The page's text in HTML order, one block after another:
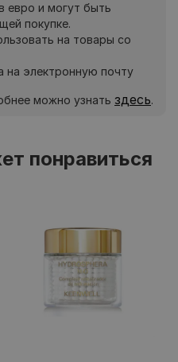
евро и могут быть
покупке.
на товары со
на электронную почту
можно узнать здесь.
понравиться